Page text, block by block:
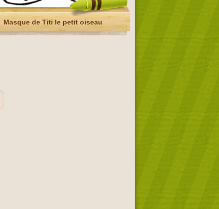
Masque de Titi le petit oiseau